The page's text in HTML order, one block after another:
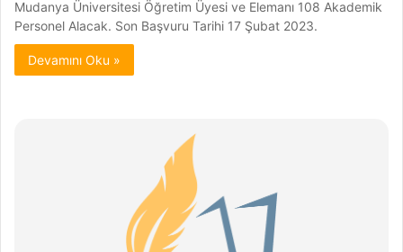
Mudanya Üniversitesi Öğretim Üyesi ve Elemanı 108 Akademik
Personel Alacak. Son Başvuru Tarihi 17 Şubat 2023.
Devamını Oku »